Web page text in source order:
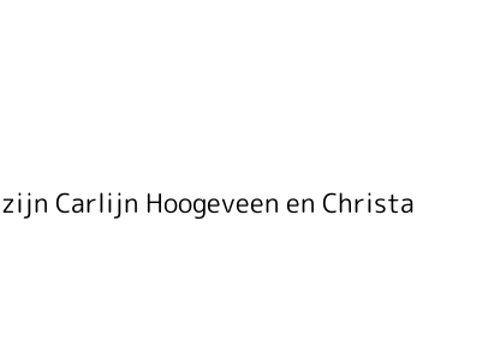
Carlijn Hoogeveen en Christa